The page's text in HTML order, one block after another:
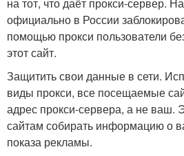
официально в России
помощью прокси пользователи
этот сайт.
Защитить свои данные в сети.
виды прокси, все посещаемые
адрес прокси-сервера, а не ваш.
сайтам собирать информацию о
показа рекламы.